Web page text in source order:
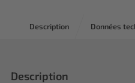
Description Données
Description